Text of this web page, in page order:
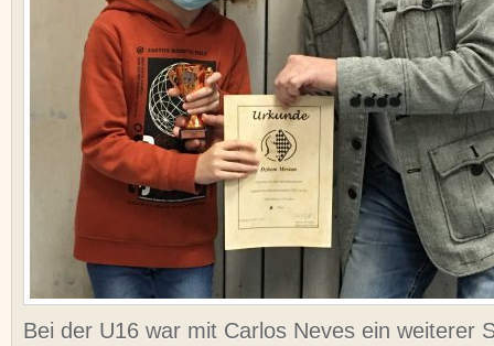
Bei der U16 war mit Carlos Neves ein weiterer